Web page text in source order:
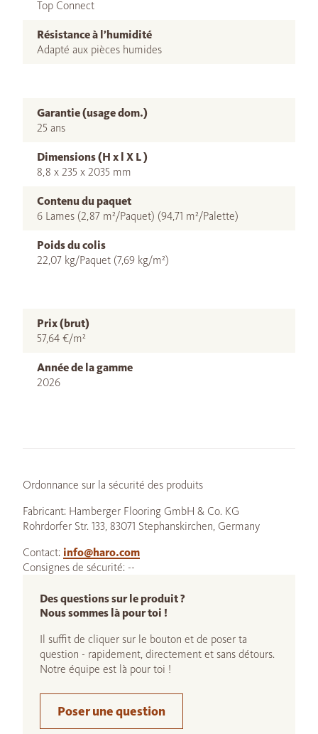
Top Connect
Résistance à l’humidité
Adapté aux pièces humides
Garantie (usage dom.)
25 ans
Dimensions (H x l X L )
8,8 x 235 x 2035 mm
Contenu du paquet
6 Lames (2,87 m²/Paquet) (94,71 m²/Palette)
Poids du colis
22,07 kg/Paquet (7,69 kg/m²)
Prix (brut)
57,64 €/m²
Année de la gamme
2026
Ordonnance sur la sécurité des produits
Fabricant: Hamberger Flooring GmbH & Co. KG
Rohrdorfer Str. 133, 83071 Stephanskirchen, Germany
Contact: info@haro.com
Consignes de sécurité: --
Des questions sur le produit ?
Nous sommes là pour toi !
Il suffit de cliquer sur le bouton et de poser ta
question - rapidement, directement et sans détours.
Notre équipe est là pour toi !
Poser une question